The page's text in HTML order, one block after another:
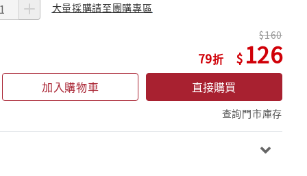
大量採購請至團購專區
79
160
126
加入購物車 直接購買
查詢門市庫存